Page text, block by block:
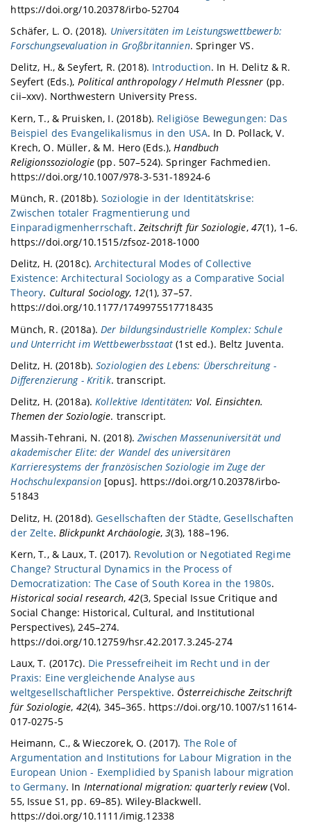
https://doi.org/10.20378/irbo-52704
Schäfer, L. O. (2018). Universitäten im Leistungswettbewerb:
Forschungsevaluation in Großbritannien. Springer VS.
Delitz, H., & Seyfert, R. (2018). Introduction. In H. Delitz & R.
Seyfert (Eds.), Political anthropology / Helmuth Plessner (pp.
cii–xxv). Northwestern University Press.
Kern, T., & Pruisken, I. (2018b). Religiöse Bewegungen: Das
Beispiel des Evangelikalismus in den USA. In D. Pollack, V.
Krech, O. Müller, & M. Hero (Eds.), Handbuch
Religionssoziologie (pp. 507–524). Springer Fachmedien.
https://doi.org/10.1007/978-3-531-18924-6
Münch, R. (2018b).Soziologie in der Identitätskrise:
Zwischen totaler Fragmentierung und
Einparadigmenherrschaft. Zeitschrift für Soziologie, 47(1), 1–6.
https://doi.org/10.1515/zfsoz-2018-1000
Delitz, H. (2018c).Architectural Modes of Collective
Existence: Architectural Sociology as a Comparative Social
Theory. Cultural Sociology, 12(1), 37–57.
https://doi.org/10.1177/1749975517718435
Münch, R. (2018a). Der bildungsindustrielle Komplex: Schule
und Unterricht im Wettbewerbsstaat (1st ed.). Beltz Juventa.
Delitz, H. (2018b).Soziologien des Lebens: Überschreitung -
Differenzierung - Kritik. transcript.
Delitz, H. (2018a).Kollektive Identitäten: Vol. Einsichten.
Themen der Soziologie. transcript.
Massih-Tehrani, N. (2018).Zwischen Massenuniversität und
akademischer Elite: der Wandel des universitären
Karrieresystems der französischen Soziologie im Zuge der
Hochschulexpansion[opus]. https://doi.org/10.20378/irbo-
51843
Delitz, H. (2018d).Gesellschaften der Städte, Gesellschaften
der Zelte. Blickpunkt Archäologie,3(3), 188–196.
Kern, T., & Laux, T. (2017). Revolution or Negotiated Regime
Change? Structural Dynamics in the Process of
Democratization: The Case of South Korea in the 1980s.
Historical social research,42(3, Special Issue Critique and
Social Change: Historical, Cultural, and Institutional
Perspectives), 245–274.
https://doi.org/10.12759/hsr.42.2017.3.245-274
Laux, T. (2017c). Die Pressefreiheit im Recht und in der
Praxis: Eine vergleichende Analyse aus
weltgesellschaftlicher Perspektive. Österreichische Zeitschrift
für Soziologie, 42(4), 345–365. https://doi.org/10.1007/s11614-
017-0275-5
Heimann, C., & Wieczorek, O. (2017). The Role of
Argumentation and Institutions for Labour Migration in the
European Union - Exemplidied by Spanish labour migration
to Germany. In International migration: quarterly review(Vol.
55, Issue S1, pp. 69–85). Wiley-Blackwell.
https://doi.org/10.1111/imig.12338